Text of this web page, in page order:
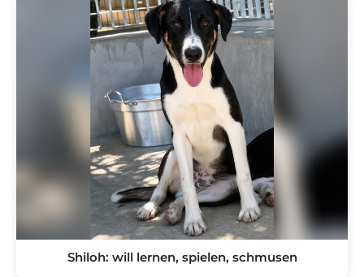
Shiloh: will lernen, spielen, schmusen